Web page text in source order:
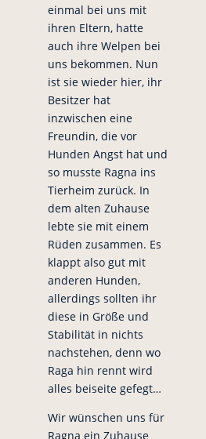
einmal bei uns mit
ihren Eltern, hatte
auch ihre Welpen bei
uns bekommen. Nun
ist sie wieder hier, ihr
Besitzer hat
inzwischen eine
Freundin, die vor
Hunden Angst hat und
so musste Ragna ins
Tierheim zurück. In
dem alten Zuhause
lebte sie mit einem
Rüden zusammen. Es
klappt also gut mit
anderen Hunden,
allerdings sollten ihr
diese in Größe und
Stabilität in nichts
nachstehen, denn wo
Raga hin rennt wird
alles beiseite gefegt…
Wir wünschen uns für
Ragna ein Zuhause